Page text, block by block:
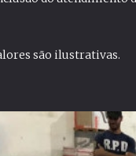
são ilustrativas.